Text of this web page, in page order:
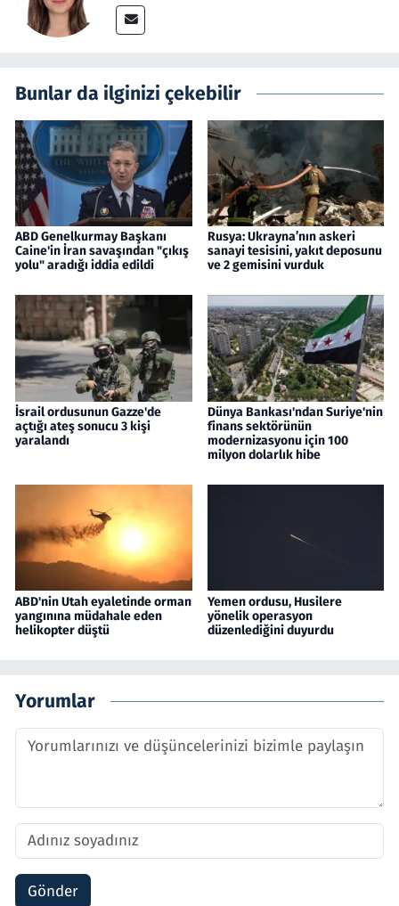
Bunlar da ilginizi çekebilir
ABD Genelkurmay Başkanı
Caine'in İran savaşından "çıkış
yolu" aradığı iddia edildi
Rusya: Ukrayna’nın askeri
sanayi tesisini, yakıt deposunu
ve 2 gemisini vurduk
İsrail ordusunun Gazze'de
açtığı ateş sonucu 3 kişi
yaralandı
Dünya Bankası'ndan Suriye'nin
finans sektörünün
modernizasyonu için 100
milyon dolarlık hibe
ABD'nin Utah eyaletinde orman
yangınına müdahale eden
helikopter düştü
Yemen ordusu, Husilere
yönelik operasyon
düzenlediğini duyurdu
Yorumlar
Gönder